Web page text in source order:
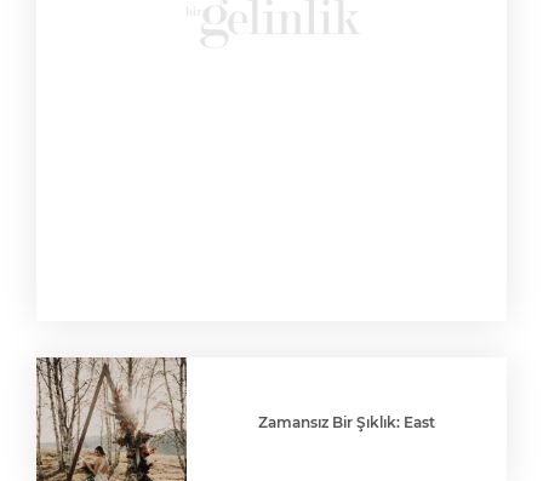
Zamansız Bir Şıklık: East